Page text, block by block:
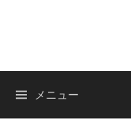
ン
メニュー